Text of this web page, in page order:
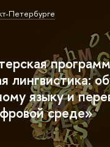
Петербурге
лингвистика:
языку и
среде»